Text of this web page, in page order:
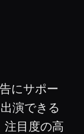
にサポー
演できる
注目度の高